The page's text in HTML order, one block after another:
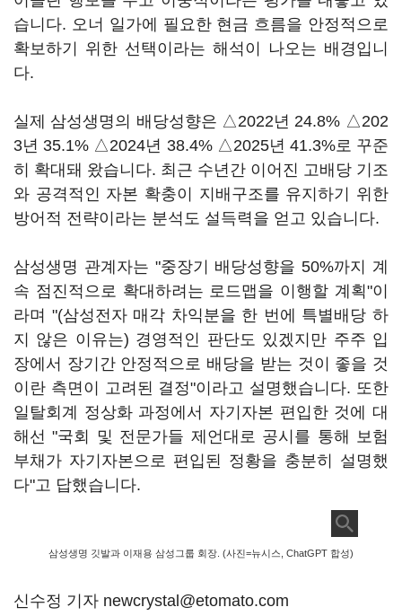
습니다. 오너 일가에 필요한 현금 흐름을 안정적으로
확보하기 위한 선택이라는 해석이 나오는 배경입니
다.
실제 삼성생명의 배당성향은 △2022년 24.8% △202
3년 35.1% △2024년 38.4% △2025년 41.3%로 꾸준
히 확대돼 왔습니다. 최근 수년간 이어진 고배당 기조
와 공격적인 자본 확충이 지배구조를 유지하기 위한
방어적 전략이라는 분석도 설득력을 얻고 있습니다.
삼성생명 관계자는 "중장기 배당성향을 50%까지 계
속 점진적으로 확대하려는 로드맵을 이행할 계획"이
라며 "(삼성전자 매각 차익분을 한 번에 특별배당 하
지 않은 이유는) 경영적인 판단도 있겠지만 주주 입
장에서 장기간 안정적으로 배당을 받는 것이 좋을 것
이란 측면이 고려된 결정"이라고 설명했습니다. 또한
일탈회계 정상화 과정에서 자기자본 편입한 것에 대
해선 "국회 및 전문가들 제언대로 공시를 통해 보험
부채가 자기자본으로 편입된 정황을 충분히 설명했
다"고 답했습니다.
삼성생명 깃발과 이재용 삼성그룹 회장. (사진=뉴시스, ChatGPT 합성)
신수정 기자 newcrystal@etomato.com